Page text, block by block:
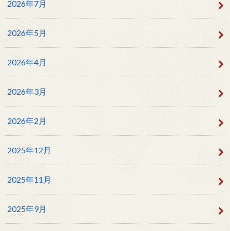
2026年7月
2026年5月
2026年4月
2026年3月
2026年2月
2025年12月
2025年11月
2025年9月